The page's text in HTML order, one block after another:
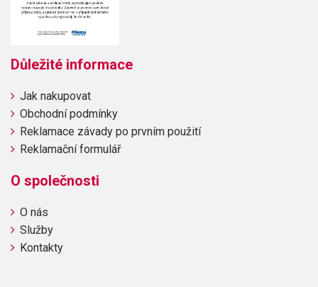
Důležité informace
Jak nakupovat
Obchodní podmínky
Reklamace závady po prvním použití
Reklamační formulář
O společnosti
O nás
Služby
Kontakty